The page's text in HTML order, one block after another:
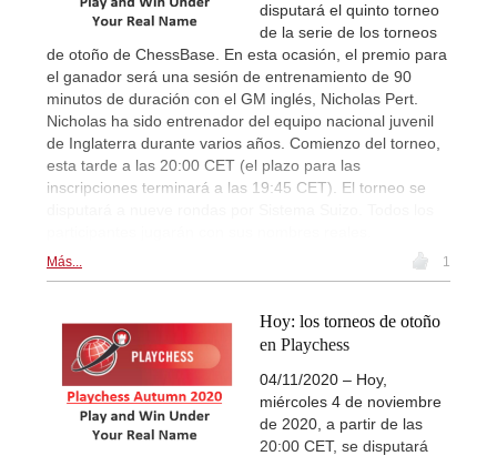
disputará el quinto torneo
de la serie de los torneos
de otoño de ChessBase. En esta ocasión, el premio para
el ganador será una sesión de entrenamiento de 90
minutos de duración con el GM inglés, Nicholas Pert.
Nicholas ha sido entrenador del equipo nacional juvenil
de Inglaterra durante varios años. Comienzo del torneo,
esta tarde a las 20:00 CET (el plazo para las
inscripciones terminará a las 19:45 CET). El torneo se
Más... 1
Hoy: los torneos de otoño
en Playchess
04/11/2020 – Hoy,
miércoles 4 de noviembre
de 2020, a partir de las
20:00 CET, se disputará